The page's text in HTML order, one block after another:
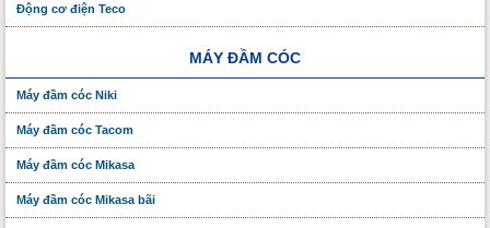
Động cơ điện Teco
MÁY ĐẦM CÓC
Máy đầm cóc Niki
Máy đầm cóc Tacom
Máy đầm cóc Mikasa
Máy đầm cóc Mikasa bãi